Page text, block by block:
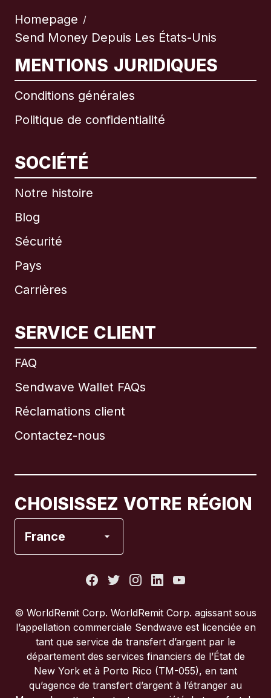
Homepage /
Send Money Depuis Les États-Unis
MENTIONS JURIDIQUES
Conditions générales
Politique de confidentialité
SOCIÉTÉ
Notre histoire
Blog
Sécurité
Pays
Carrières
SERVICE CLIENT
FAQ
Sendwave Wallet FAQs
Réclamations client
Contactez-nous
CHOISISSEZ VOTRE RÉGION
France
International English
Brésil
Italie
Portugal
© WorldRemit Corp. WorldRemit Corp. agissant sous
l’appellation commerciale Sendwave est licenciée en
tant que service de transfert d’argent par le
département des services financiers de l’État de
New York et à Porto Rico (TM-055), en tant
qu’agence de transfert d’argent à l’étranger au